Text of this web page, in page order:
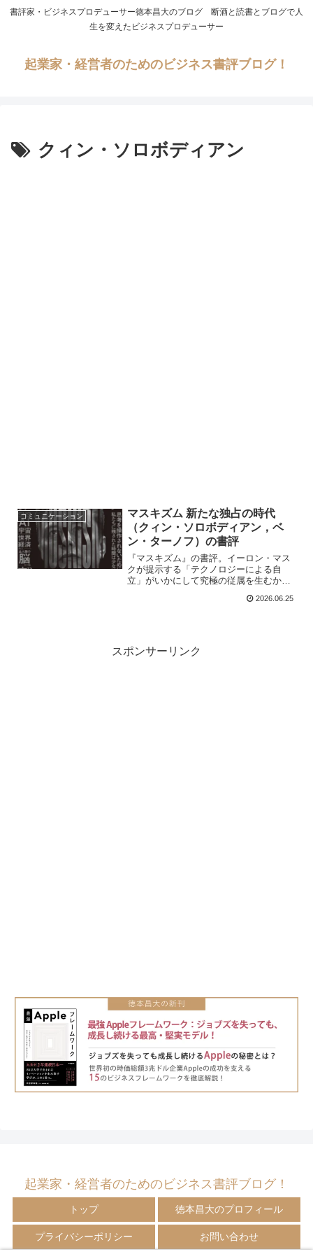
書評家・ビジネスプロデューサー徳本昌大のブログ 断酒と読書とブログで人
生を変えたビジネスプロデューサー
起業家・経営者のためのビジネス書評ブログ！
クィン・ソロボディアン
コミュニケーション
マスキズム 新たな独占の時代
（クィン・ソロボディアン，ベ
ン・ターノフ）の書評
『マスキズム』の書評。イーロン・マス
クが提示する「テクノロジーによる自
立」がいかにして究極の従属を生むか。
トランスヒューマニズムがもたらす選民
ます。
2026.06.25
スポンサーリンク
起業家・経営者のためのビジネス書評ブログ！
トップ 徳本昌大のプロフィール
プライバシーポリシー お問い合わせ